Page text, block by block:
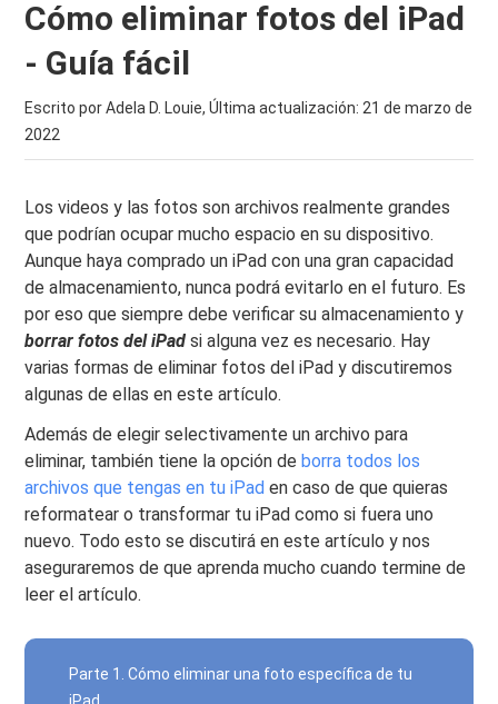
Cómo eliminar fotos del iPad
- Guía fácil
Escrito por Adela D. Louie, Última actualización: 21 de marzo de
2022
Los videos y las fotos son archivos realmente grandes
que podrían ocupar mucho espacio en su dispositivo.
Aunque haya comprado un iPad con una gran capacidad
de almacenamiento, nunca podrá evitarlo en el futuro. Es
por eso que siempre debe verificar su almacenamiento y
borrar fotos del iPad si alguna vez es necesario. Hay
varias formas de eliminar fotos del iPad y discutiremos
algunas de ellas en este artículo.
Además de elegir selectivamente un archivo para
eliminar, también tiene la opción deborra todos los
archivos que tengas en tu iPad en caso de que quieras
reformatear o transformar tu iPad como si fuera uno
nuevo. Todo esto se discutirá en este artículo y nos
aseguraremos de que aprenda mucho cuando termine de
leer el artículo.
Parte 1. Cómo eliminar una foto específica de tu